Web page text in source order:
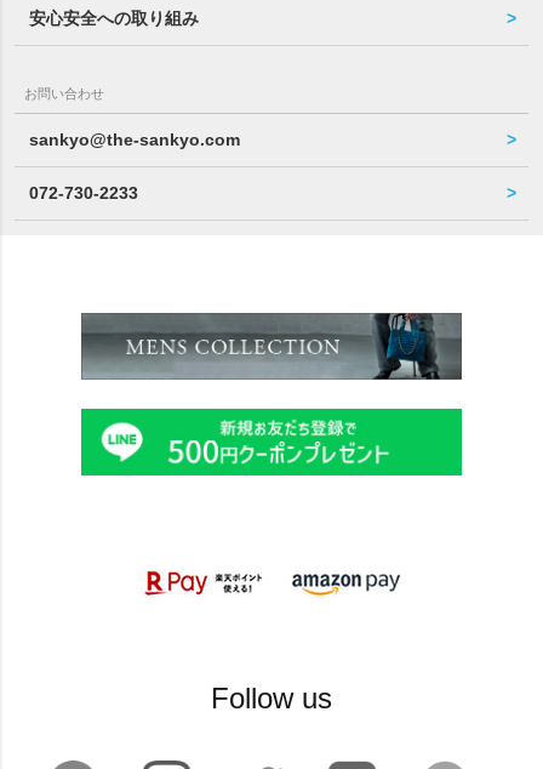
安心安全への取り組み
お問い合わせ
sankyo@the-sankyo.com
072-730-2233
Follow us